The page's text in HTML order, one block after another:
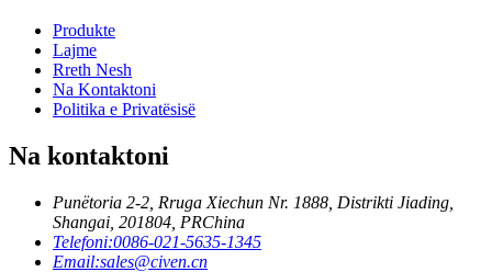
Produkte
Lajme
Rreth Nesh
Na Kontaktoni
Politika e Privatësisë
Na kontaktoni
Punëtoria 2-2, Rruga Xiechun Nr. 1888, Distrikti Jiading,
Shangai, 201804, PRChina
Telefoni:0086-021-5635-1345
Email:sales@civen.cn